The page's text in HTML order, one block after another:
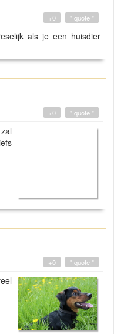
" quote "
+0
als je een huisdier
" quote "
+0
" quote "
+0